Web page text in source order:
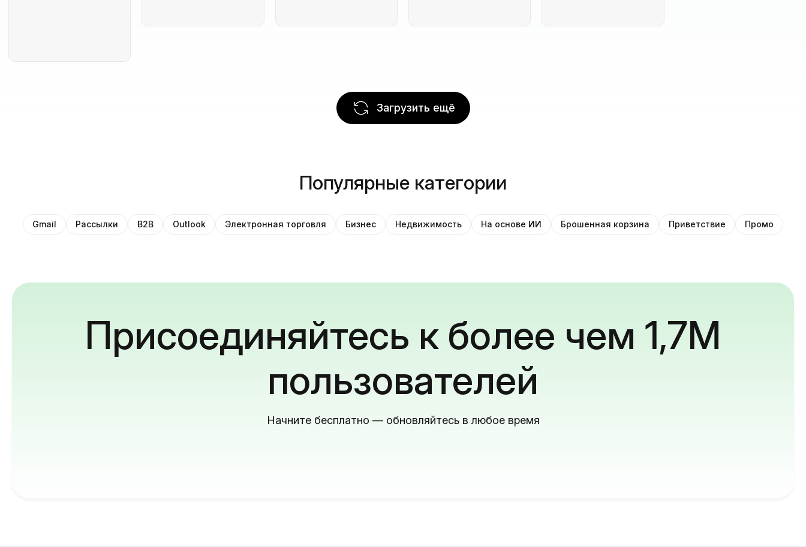
Загрузить ещё
Популярные категории
Gmail Рассылки B2B Outlook Электронная торговля Бизнес Недвижимость На основе ИИ Брошенная корзина Приветствие Промо
Присоединяйтесь к более чем 1,7M
пользователей
Начните бесплатно — обновляйтесь в любое время